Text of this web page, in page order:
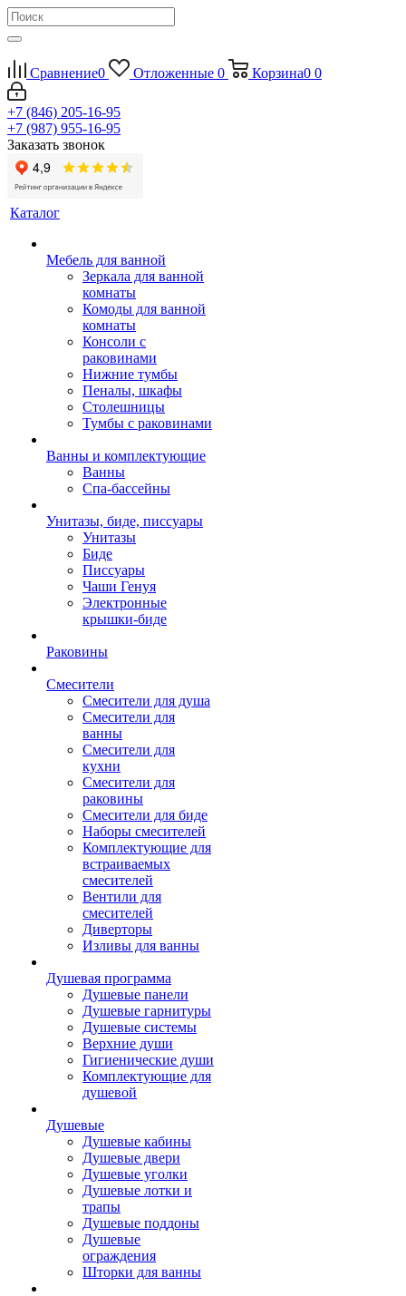
Сравнение0 Отложенные 0 Корзина0 0
+7 (846) 205-16-95
+7 (987) 955-16-95
Заказать звонок
Каталог
Мебель для ванной
Зеркала для ванной
комнаты
Комоды для ванной
комнаты
Консоли с
раковинами
Нижние тумбы
Пеналы, шкафы
Столешницы
Тумбы с раковинами
Ванны и комплектующие
Ванны
Спа-бассейны
Унитазы, биде, писсуары
Унитазы
Биде
Писсуары
Чаши Генуя
Электронные
крышки-биде
Раковины
Смесители
Смесители для душа
Смесители для
ванны
Смесители для
кухни
Смесители для
раковины
Смесители для биде
Наборы смесителей
Комплектующие для
встраиваемых
смесителей
Вентили для
смесителей
Диверторы
Изливы для ванны
Душевая программа
Душевые панели
Душевые гарнитуры
Душевые системы
Верхние души
Гигиенические души
Комплектующие для
душевой
Душевые
Душевые кабины
Душевые двери
Душевые уголки
Душевые лотки и
трапы
Душевые поддоны
Душевые
ограждения
Шторки для ванны